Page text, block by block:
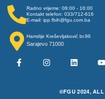
Radno vrijeme: 08:00 - 16:00
Kontakt telefon: 033/712-616
E-mail: ipp.fbih@fgu.com.ba
Hamdije Kreševljaković br.96
Sarajevo 71000
©FGU 2024, ALL